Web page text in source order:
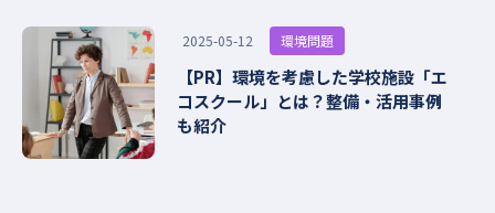
2025-05-12 環境問題
【PR】環境を考慮した学校施設「エ
コスクール」とは？整備・活用事例
も紹介